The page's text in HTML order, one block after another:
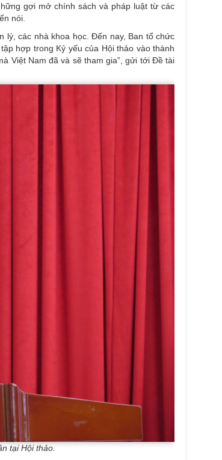
gợi mở chính sách và pháp luật từ các
nói.
lý, các nhà khoa học. Đến nay, Ban tổ chức
hợp trong Kỷ yếu của Hội thảo vào thành
Việt Nam đã và sẽ tham gia”, gửi tới Đề tài
tại Hội thảo.